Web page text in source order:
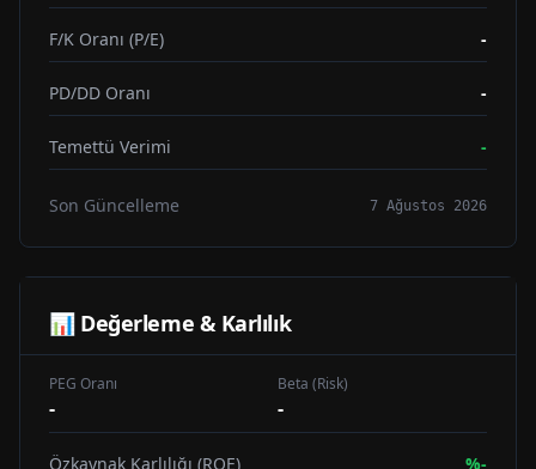
F/K Oranı (P/E) -
PD/DD Oranı -
Temettü Verimi -
Son Güncelleme 7 Ağustos 2026
📊 Değerleme & Karlılık
PEG Oranı
-
Beta (Risk)
-
Özkaynak Karlılığı (ROE) %-